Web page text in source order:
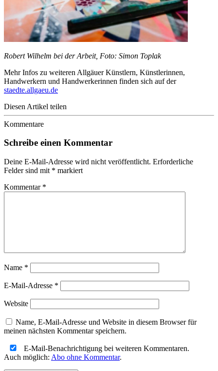
Robert Wilhelm bei der Arbeit, Foto: Simon Toplak
Mehr Infos zu weiteren Allgäuer Künstlern, Künstlerinnen,
Handwerkern und Handwerkerinnen finden sich auf der
staedte.allgaeu.de
Diesen Artikel teilen
Kommentare
Schreibe einen Kommentar
Deine E-Mail-Adresse wird nicht veröffentlicht. Erforderliche
Felder sind mit * markiert
Kommentar *
Name *
E-Mail-Adresse *
Website
Name, E-Mail-Adresse und Website in diesem Browser für
meinen nächsten Kommentar speichern.
E-Mail-Benachrichtigung bei weiteren Kommentaren.
Auch möglich: Abo ohne Kommentar.